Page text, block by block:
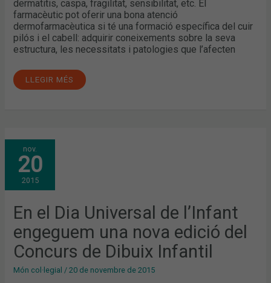
dermatitis, caspa, fragilitat, sensibilitat, etc. El
farmacèutic pot oferir una bona atenció
dermofarmacèutica si té una formació específica del cuir
pilós i el cabell: adquirir coneixements sobre la seva
estructura, les necessitats i patologies que l’afecten
LLEGIR MÉS
nov.
20
2015
En el Dia Universal de l’Infant
engeguem una nova edició del
Concurs de Dibuix Infantil
Món col·legial /20 de novembre de 2015
EN
EL
DIA
UNIVERSAL
DE
L’INFANT
ENGEGUEM
NOVA
EDICIÓ
DEL
CONCURS
DE
DIBUIX
INFANTIL